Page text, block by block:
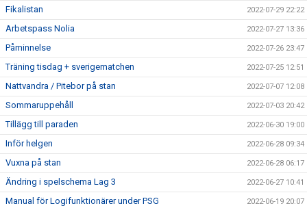
Fikalistan 2022-07-29 22:22
Arbetspass Nolia 2022-07-27 13:36
Påminnelse 2022-07-26 23:47
Träning tisdag + sverigematchen 2022-07-25 12:51
Nattvandra / Pitebor på stan 2022-07-07 12:08
Sommaruppehåll 2022-07-03 20:42
Tillägg till paraden 2022-06-30 19:00
Inför helgen 2022-06-28 09:34
Vuxna på stan 2022-06-28 06:17
Ändring i spelschema Lag 3 2022-06-27 10:41
Manual för Logifunktionärer under PSG 2022-06-19 20:07